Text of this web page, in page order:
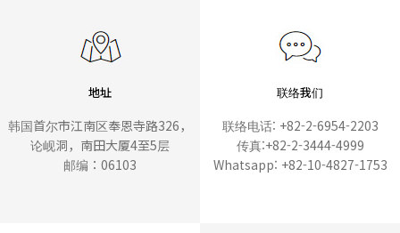
地址
韩国首尔市江南区奉恩寺路326，
论岘洞，南田大厦4至5层
邮编：06103
联络我们
联络电话: +82-2-6954-2203
传真:+82-2-3444-4999
Whatsapp: +82-10-4827-1753